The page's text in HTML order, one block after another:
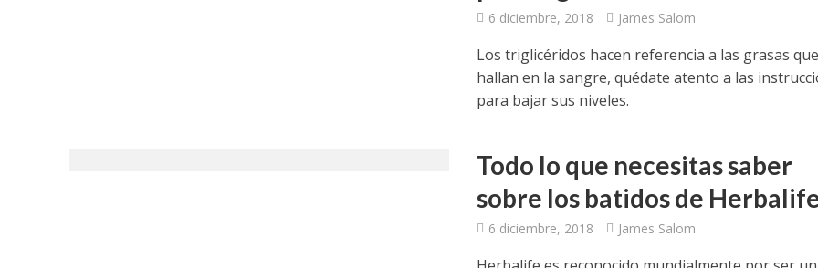
6 diciembre, 2018 James Salom
Los triglicéridos hacen referencia a las grasas
hallan en la sangre, quédate atento a las
para bajar sus niveles.
Todo lo que necesitas saber
sobre los batidos de
6 diciembre, 2018 James Salom